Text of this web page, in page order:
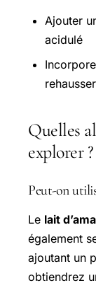
Ajouter
acidulé
Quelles
explorer ?
Peut-on
Le lait
également
ajoutant un
obtiendrez